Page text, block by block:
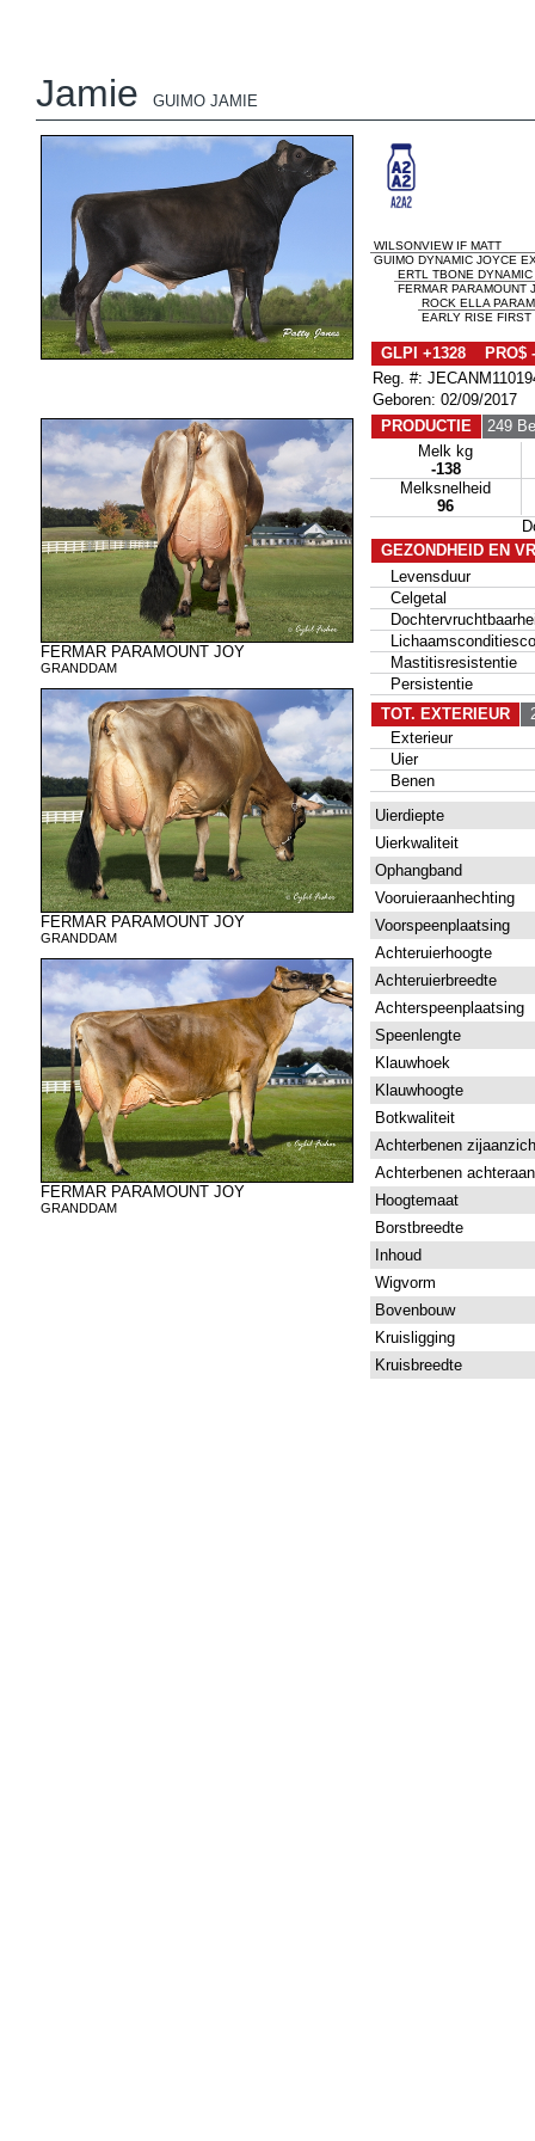
Jamie GUIMO JAMIE
FERMAR PARAMOUNT JOY
GRANDDAM
FERMAR PARAMOUNT JOY
GRANDDAM
FERMAR PARAMOUNT JOY
GRANDDAM
WILSONVIEW IF MATT
GUIMO DYNAMIC JOYCE
ERTL TBONE DYNAMIC
FERMAR PARAMOUNT
ROCK ELLA
EARLY RISE
GLPI +1328 PRO$
Reg. #:
Geboren: 02/09/2017
PRODUCTIE
249
Melk kg
-138
Melksnelheid
96
GEZONDHEID EN
Levensduur
Celgetal
Mastitisresistentie
Persistentie
TOT. EXTERIEUR
Exterieur
Uier
Benen
Uierdiepte
Uierkwaliteit
Ophangband
Vooruieraanhechting
Voorspeenplaatsing
Achteruierhoogte
Achteruierbreedte
Achterspeenplaatsing
Speenlengte
Klauwhoek
Klauwhoogte
Botkwaliteit
Achterbenen
Achterbenen
Hoogtemaat
Borstbreedte
Inhoud
Wigvorm
Bovenbouw
Kruisligging
Kruisbreedte